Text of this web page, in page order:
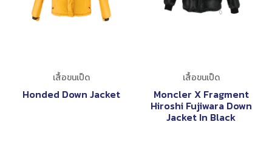
เสื้อขนเป็ด
Honded Down Jacket
เสื้อขนเป็ด
Moncler X Fragment
Hiroshi Fujiwara Down
Jacket In Black